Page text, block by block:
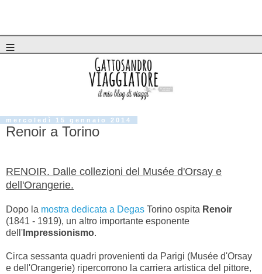
≡
mercoledì 15 gennaio 2014
Renoir a Torino
RENOIR. Dalle collezioni del Musée d'Orsay e
dell'Orangerie.
Dopo la mostra dedicata a Degas Torino ospita Renoir
(1841 - 1919), un altro importante esponente
dell' Impressionismo.
Circa sessanta quadri provenienti da Parigi (Musée d'Orsay
e dell'Orangerie) ripercorrono la carriera artistica del pittore,